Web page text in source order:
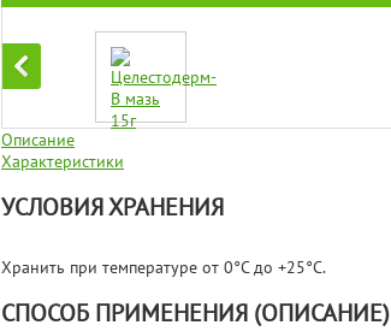
Описание
Характеристики
УСЛОВИЯ ХРАНЕНИЯ
Хранить при температуре от 0°С до +25°C.
СПОСОБ ПРИМЕНЕНИЯ (ОПИСАНИЕ)